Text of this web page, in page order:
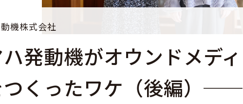
機株式会社
発動機がオウンドメディ
つくったワケ（後編）──